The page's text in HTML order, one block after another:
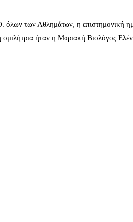
όλων των Αθλημάτων, η επιστημονική
ήταν η Μοριακή Βιολόγος